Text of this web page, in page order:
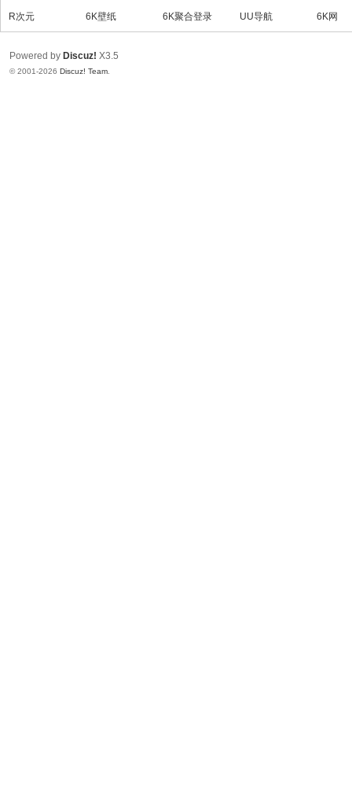
R次元 6K壁纸 6K聚合登录 UU导航 6K网
Powered by Discuz! X3.5
© 2001-2026 Discuz! Team